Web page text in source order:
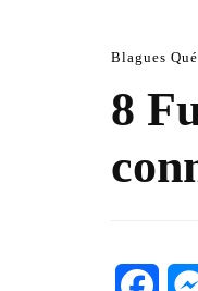
Blagues
8